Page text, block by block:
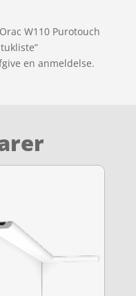
W110 Purotouch
en anmeldelse.